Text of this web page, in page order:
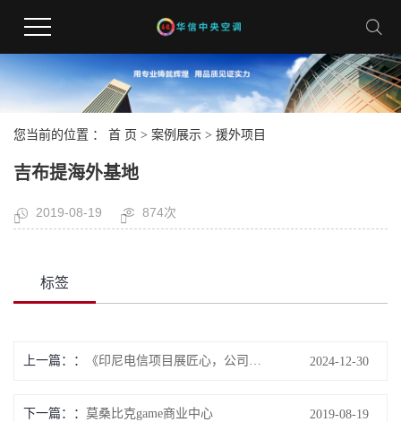
您当前的位置 ： 首 页 > 案例展示 > 援外项目
吉布提海外基地
2019-08-19 874次
标签
上一篇： 2024-12-30
下一篇： 莫桑比克game商业中心 2019-08-19